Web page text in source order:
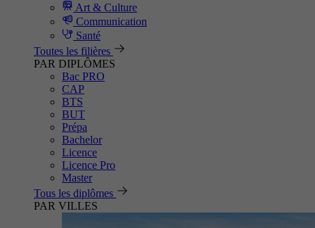
Art & Culture
Communication
Santé
Toutes les filières
PAR DIPLÔMES
Bac PRO
CAP
BTS
BUT
Prépa
Bachelor
Licence
Licence Pro
Master
Tous les diplômes
PAR VILLES